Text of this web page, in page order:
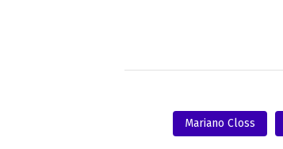
Mariano Closs